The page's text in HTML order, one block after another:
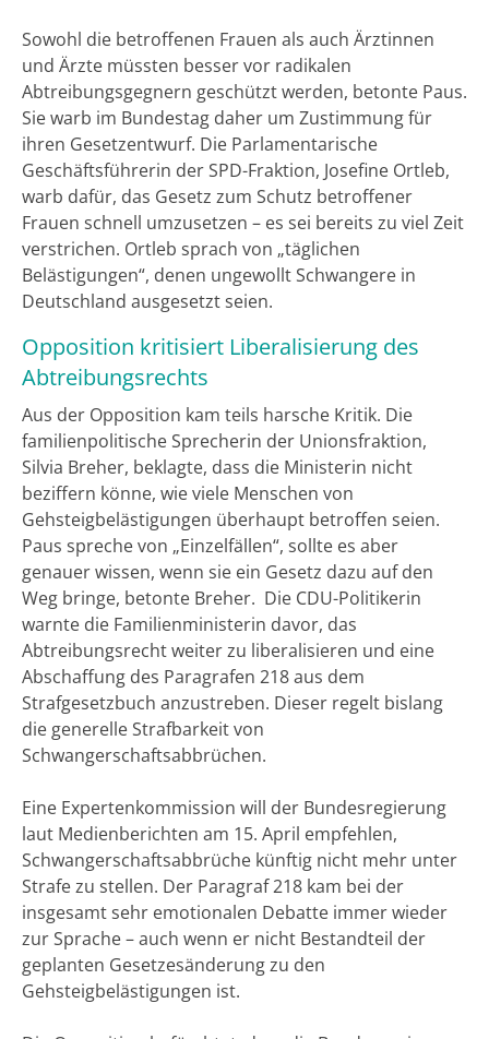
Sowohl die betroffenen Frauen als auch Ärztinnen
und Ärzte müssten besser vor radikalen
Abtreibungsgegnern geschützt werden, betonte Paus.
Sie warb im Bundestag daher um Zustimmung für
ihren Gesetzentwurf. Die Parlamentarische
Geschäftsführerin der SPD-Fraktion, Josefine Ortleb,
warb dafür, das Gesetz zum Schutz betroffener
Frauen schnell umzusetzen – es sei bereits zu viel Zeit
verstrichen. Ortleb sprach von „täglichen
Belästigungen“, denen ungewollt Schwangere in
Deutschland ausgesetzt seien.
Opposition kritisiert Liberalisierung des
Abtreibungsrechts
Aus der Opposition kam teils harsche Kritik. Die
familienpolitische Sprecherin der Unionsfraktion,
Silvia Breher, beklagte, dass die Ministerin nicht
beziffern könne, wie viele Menschen von
Gehsteigbelästigungen überhaupt betroffen seien.
Paus spreche von „Einzelfällen“, sollte es aber
genauer wissen, wenn sie ein Gesetz dazu auf den
Weg bringe, betonte Breher. Die CDU-Politikerin
warnte die Familienministerin davor, das
Abtreibungsrecht weiter zu liberalisieren und eine
Abschaffung des Paragrafen 218 aus dem
Strafgesetzbuch anzustreben. Dieser regelt bislang
die generelle Strafbarkeit von
Schwangerschaftsabbrüchen.
Eine Expertenkommission will der Bundesregierung
laut Medienberichten am 15. April empfehlen,
Schwangerschaftsabbrüche künftig nicht mehr unter
Strafe zu stellen. Der Paragraf 218 kam bei der
insgesamt sehr emotionalen Debatte immer wieder
zur Sprache – auch wenn er nicht Bestandteil der
geplanten Gesetzesänderung zu den
Gehsteigbelästigungen ist.